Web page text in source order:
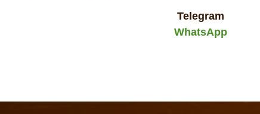
Telegram
WhatsApp